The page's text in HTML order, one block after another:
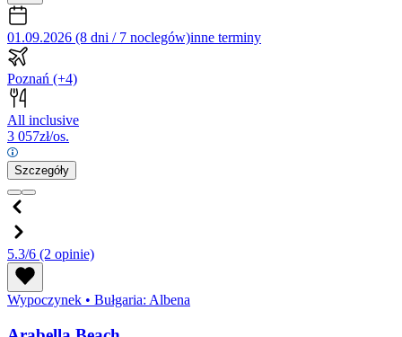
01.09.2026 (8 dni / 7 noclegów)inne terminy
Poznań (+4)
All inclusive
3 057zł/os.
Szczegóły
5.3/6 (2 opinie)
Wypoczynek • Bułgaria: Albena